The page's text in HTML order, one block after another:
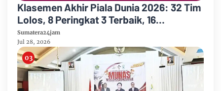
Klasemen Akhir Piala Dunia 2026: 32 Tim
Lolos, 8 Peringkat 3 Terbaik, 16
Tersingkir, Top Skor Messi
Sumatera24jam
Jul 28, 2026